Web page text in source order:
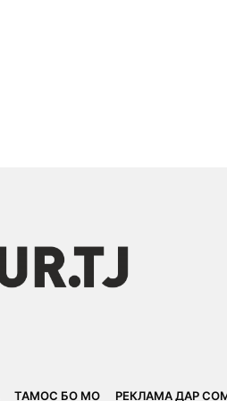
ТАМОС БО МО РЕКЛАМА ДАР